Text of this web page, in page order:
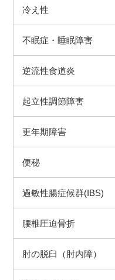
冷え性
不眠症・睡眠障害
逆流性食道炎
起立性調節障害
更年期障害
便秘
過敏性腸症候群(IBS)
腰椎圧迫骨折
肘の脱臼（肘内障）